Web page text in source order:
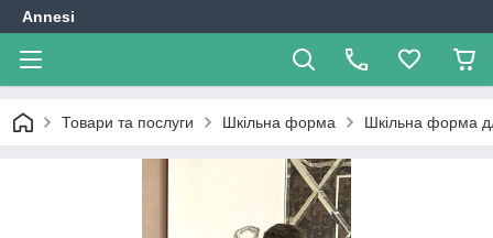
Annesi
Товари та послуги Шкільна форма Шкільна форма